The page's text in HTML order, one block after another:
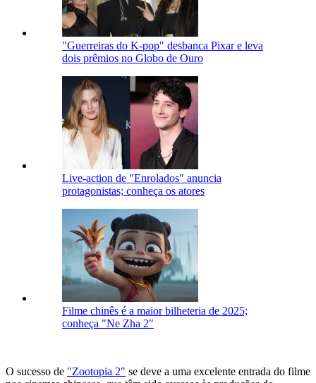
"Guerreiras do K-pop" desbanca Pixar e leva
dois prêmios no Globo de Ouro
Live-action de "Enrolados" anuncia
protagonistas; conheça os atores
Filme chinês é a maior bilheteria de 2025;
conheça "Ne Zha 2"
O sucesso de "Zootopia 2" se deve a uma excelente entrada do filme